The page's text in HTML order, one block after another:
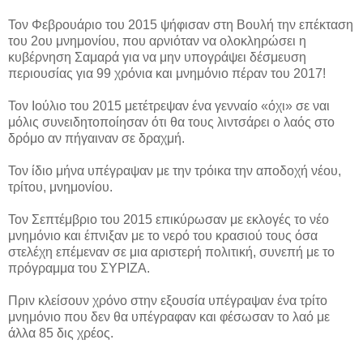
Τον Φεβρουάριο του 2015 ψήφισαν στη Βουλή την επέκταση
του 2ου μνημονίου, που αρνιόταν να ολοκληρώσει η
κυβέρνηση Σαμαρά για να μην υπογράψει δέσμευση
περιουσίας για 99 χρόνια και μνημόνιο πέραν του 2017!
Τον Ιούλιο του 2015 μετέτρεψαν ένα γενναίο «όχι» σε ναι
μόλις συνειδητοποίησαν ότι θα τους λιντσάρει ο λαός στο
δρόμο αν πήγαιναν σε δραχμή.
Τον ίδιο μήνα υπέγραψαν με την τρόικα την αποδοχή νέου,
τρίτου, μνημονίου.
Τον Σεπτέμβριο του 2015 επικύρωσαν με εκλογές το νέο
μνημόνιο και έπνιξαν με το νερό του κρασιού τους όσα
στελέχη επέμεναν σε μια αριστερή πολιτική, συνεπή με το
πρόγραμμα του ΣΥΡΙΖΑ.
Πριν κλείσουν χρόνο στην εξουσία υπέγραψαν ένα τρίτο
μνημόνιο που δεν θα υπέγραφαν και φέσωσαν το λαό με
άλλα 85 δις χρέος.